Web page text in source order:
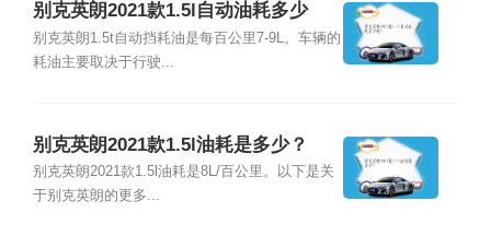
别克英朗2021款1.5l自动油耗多少
呢？
别克英朗1.5t自动挡耗油是每百公里7-9L。车辆的
耗油主要取决于行驶...
别克英朗2021款1.5l油耗是多少？
别克英朗2021款1.5l油耗是8L/百公里。以下是关
于别克英朗的更多...